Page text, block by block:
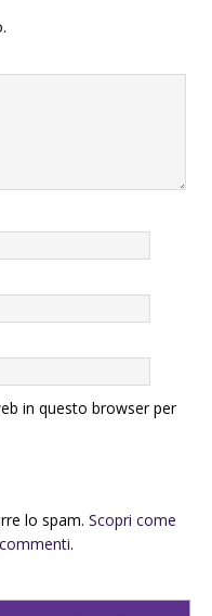
in questo browser per
lo spam. Scopri come
.